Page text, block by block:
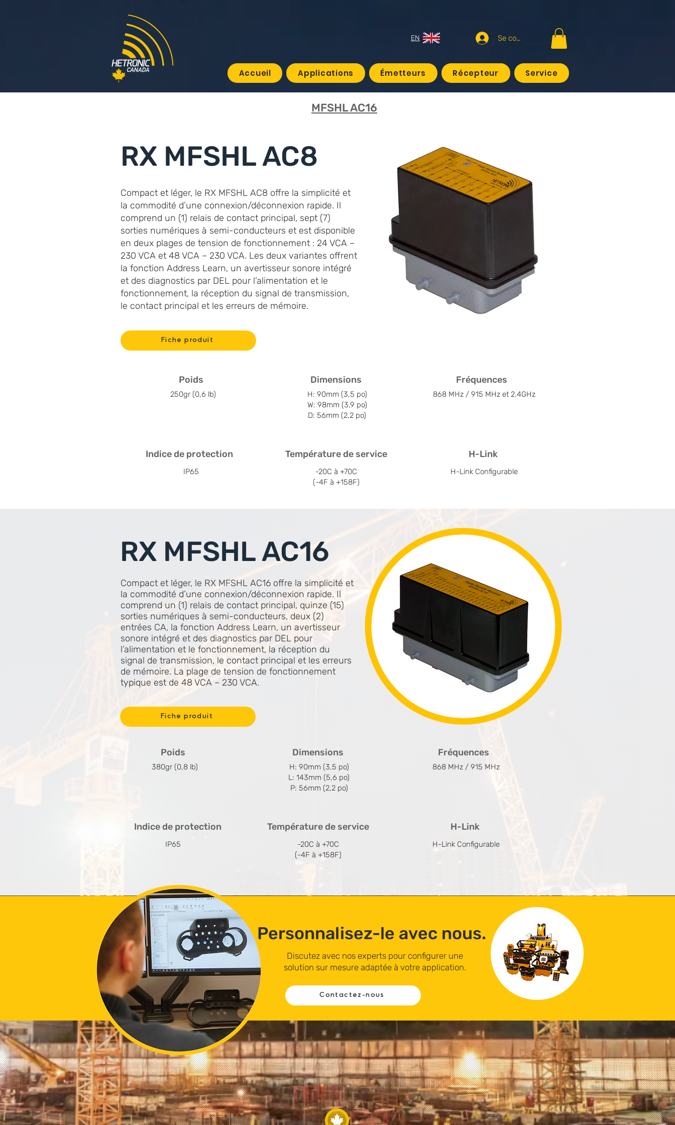
EN Se connecter
Accueil Applications Émetteurs Récepteur Service
MFSHL AC16
RX MFSHL AC8
Compact et léger, le RX MFSHL AC8 offre la simplicité et
la commodité d’une connexion/déconnexion rapide. Il
comprend un (1) relais de contact principal, sept (7)
sorties numériques à semi-conducteurs et est disponible
en deux plages de tension de fonctionnement : 24 VCA –
230 VCA et 48 VCA – 230 VCA. Les deux variantes offrent
la fonction Address Learn, un avertisseur sonore intégré
et des diagnostics par DEL pour l’alimentation et le
fonctionnement, la réception du signal de transmission,
le contact principal et les erreurs de mémoire.
Fiche produit
Poids
250gr (0,6 lb)
Indice de protection
IP65
Dimensions
H: 90mm (3,5 po)
W: 98mm (3,9 po)
D: 56mm (2,2 po)
Température de service
-20C à +70C
(-4F à +158F)
Fréquences
868 MHz / 915 MHz et 2.4GHz
H-Link
H-Link Configurable
RX MFSHL AC16
Compact et léger, le RX MFSHL AC16 offre la simplicité et
la commodité d’une connexion/déconnexion rapide. Il
comprend un (1) relais de contact principal, quinze (15)
sorties numériques à semi-conducteurs, deux (2)
entrées CA, la fonction Address Learn, un avertisseur
sonore intégré et des diagnostics par DEL pour
l’alimentation et le fonctionnement, la réception du
signal de transmission, le contact principal et les erreurs
de mémoire. La plage de tension de fonctionnement
typique est de 48 VCA – 230 VCA.
Fiche produit
Poids
380gr (0,8 lb)
Dimensions
H: 90mm (3,5 po)
L: 143mm (5,6 po)
P: 56mm (2,2 po)
Fréquences
868 MHz / 915 MHz
Indice de protection
IP65
Température de service
-20C à +70C
(-4F à +158F)
H-Link
H-Link Configurable
Discutez avec nos experts pour configurer une
solution sur mesure adaptée à votre application.
Personnalisez-le avec nous.
Contactez-nous